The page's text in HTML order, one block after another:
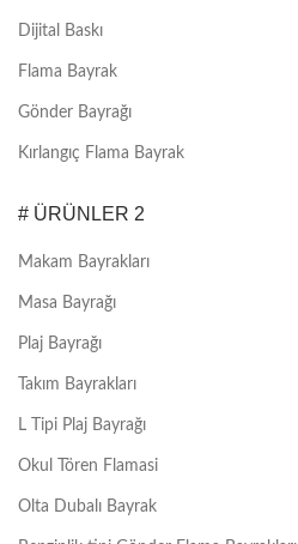
Dijital Baskı
Flama Bayrak
Gönder Bayrağı
Kırlangıç Flama Bayrak
# ÜRÜNLER 2
Makam Bayrakları
Masa Bayrağı
Plaj Bayrağı
Takım Bayrakları
L Tipi Plaj Bayrağı
Okul Tören Flamasi
Olta Dubalı Bayrak